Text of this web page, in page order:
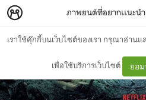
เราใช้คุ๊กกี้บนเว็บไซต์ของเรา กรุณาอ่านแ
เพื่อใช้บริการเว็บไซต์ ยอ
ภาพยนต์ที่อยากเเนะนำ